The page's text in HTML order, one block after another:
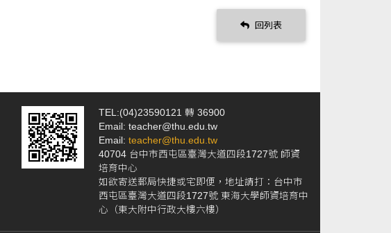
回列表
TEL:(04)23590121 轉 36900
Email: teacher@thu.edu.tw
Email:teacher@thu.edu.tw
40704 台中市西屯區臺灣大道四段1727號 師資
培育中心
如欲寄送郵局快捷或宅即便，地址請打：台中市
西屯區臺灣大道四段1727號 東海大學師資培育中
心（東大附中行政大樓六樓）